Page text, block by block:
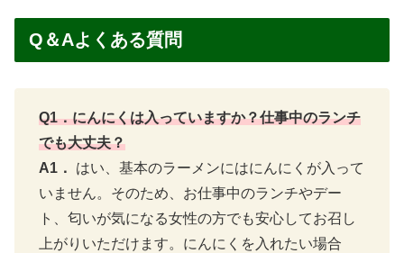
Q＆Aよくある質問
Q1．にんにくは入っていますか？仕事中のランチ
でも大丈夫？
A1．
はい、基本のラーメンにはにんにくが入って
いません。そのため、お仕事中のランチやデー
ト、匂いが気になる女性の方でも安心してお召し
上がりいただけます。にんにくを入れたい場合